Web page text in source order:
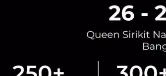
Women Leaders in AI